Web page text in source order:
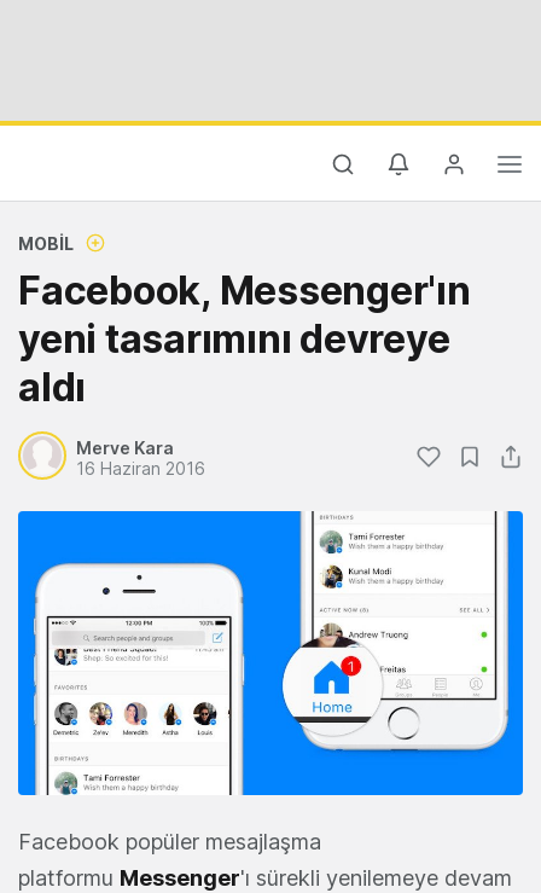
MOBIL
Facebook, Messenger'ın
yeni tasarımını devreye
aldı
Merve Kara
16 Haziran 2016
Facebook popüler mesajlaşma
platformu Messenger'ı sürekli yenilemeye devam